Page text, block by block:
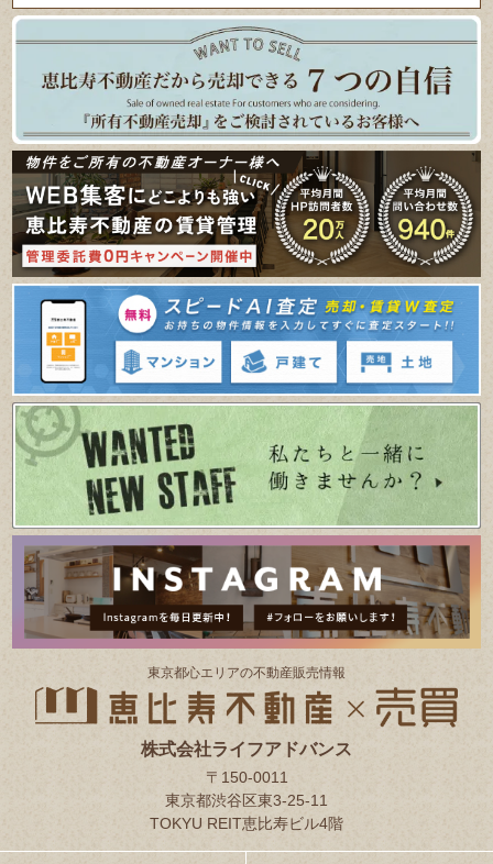
東京都⼼エリアの不動産販売情報
株式会社ライフアドバンス
〒150-0011
東京都渋谷区東3-25-11
TOKYU REIT恵比寿ビル4階